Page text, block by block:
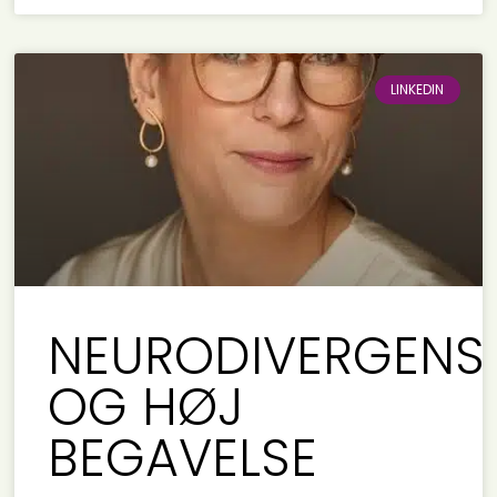
LINKEDIN
NEURODIVERGENS
OG HØJ
BEGAVELSE